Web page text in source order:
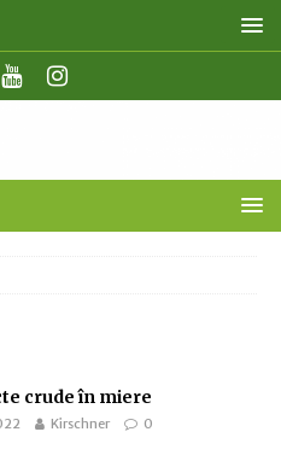
crude în miere
Kirschner 0